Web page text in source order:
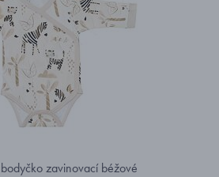
zavinovací béžové